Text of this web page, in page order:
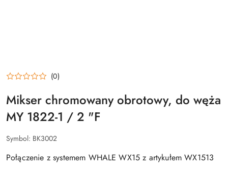
(0)
Mikser chromowany obrotowy, do węża
MY 1822-1 / 2 "F
Symbol: BK3002
Połączenie z systemem WHALE WX15 z artykułem WX1513